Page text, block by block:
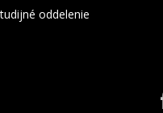
oddelenie